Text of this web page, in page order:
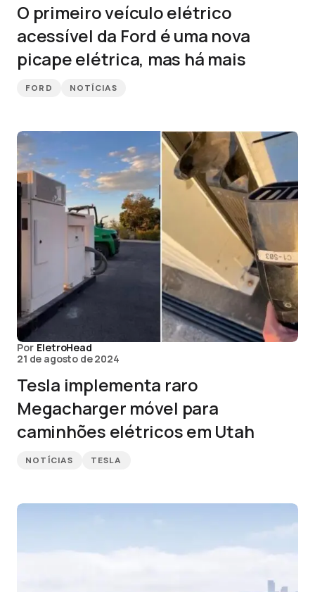
O primeiro veículo elétrico
acessível da Ford é uma nova
picape elétrica, mas há mais
FORD NOTÍCIAS
Por EletroHead
21 de agosto de 2024
Tesla implementa raro
Megacharger móvel para
caminhões elétricos em Utah
NOTÍCIAS TESLA